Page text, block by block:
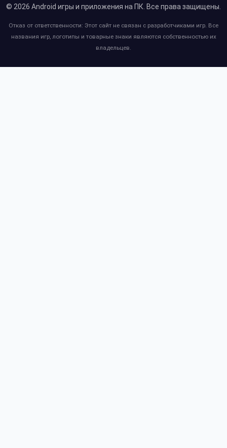
© 2026 Android игры и приложения на ПК. Все права защищены.
Отказ от ответственности: Этот сайт не связан с разработчиками игр. Все
названия игр, логотипы и товарные знаки являются собственностью их
владельцев.